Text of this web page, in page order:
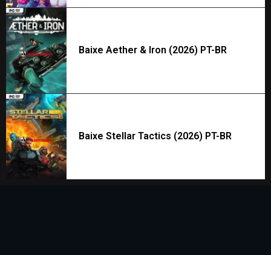
Baixe Aether & Iron (2026) PT-BR
Baixe Stellar Tactics (2026) PT-BR